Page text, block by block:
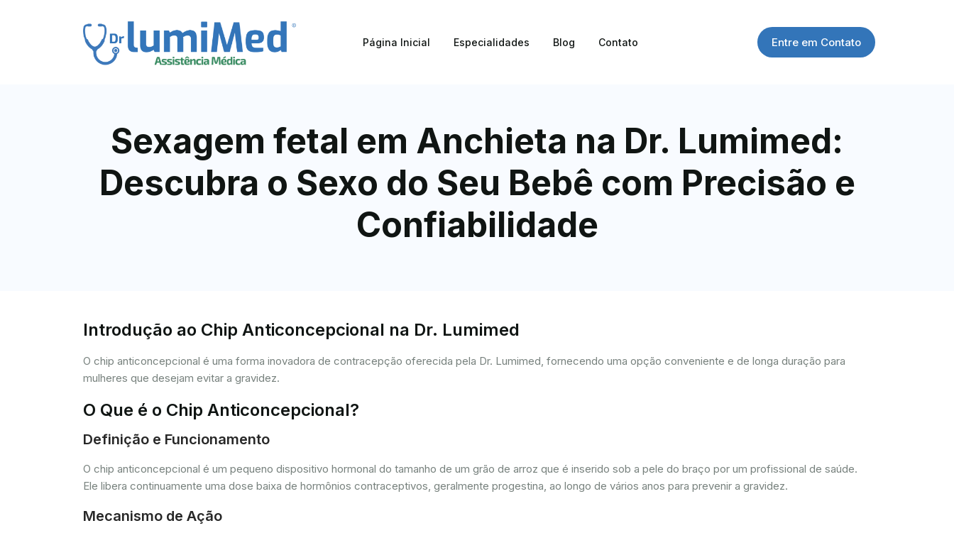
Página Inicial Especialidades Blog Contato Entre em Contato
Sexagem fetal em Anchieta na Dr. Lumimed:
Descubra o Sexo do Seu Bebê com Precisão e
Confiabilidade
Introdução ao Chip Anticoncepcional na Dr. Lumimed
O chip anticoncepcional é uma forma inovadora de contracepção oferecida pela Dr. Lumimed, fornecendo uma opção conveniente e de longa duração para
mulheres que desejam evitar a gravidez.
O Que é o Chip Anticoncepcional?
Definição e Funcionamento
O chip anticoncepcional é um pequeno dispositivo hormonal do tamanho de um grão de arroz que é inserido sob a pele do braço por um profissional de saúde.
Ele libera continuamente uma dose baixa de hormônios contraceptivos, geralmente progestina, ao longo de vários anos para prevenir a gravidez.
Mecanismo de Ação